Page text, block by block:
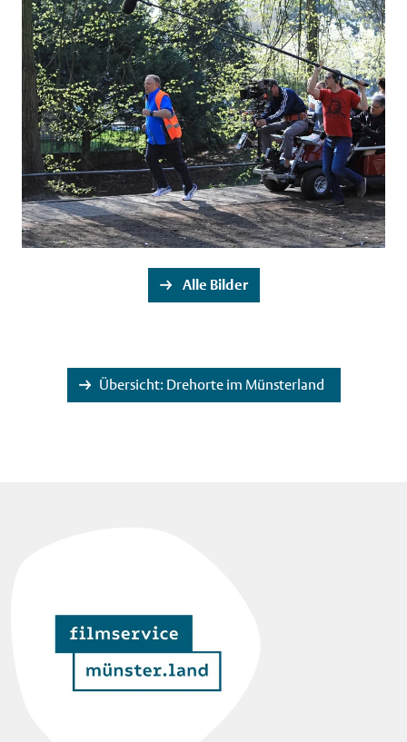
Alle Bilder
Übersicht: Drehorte im Münsterland